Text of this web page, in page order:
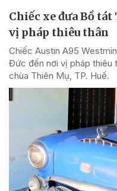
Chiếc xe đưa Bồ
vị pháp thiêu thân
Chiếc Austin A95
Đức đến nơi vị pháp thiêu
chùa Thiên Mụ, TP. Huế.